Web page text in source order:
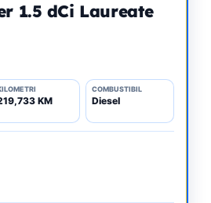
1.5 dCi Laureate
KM
COMBUSTIBIL
Diesel